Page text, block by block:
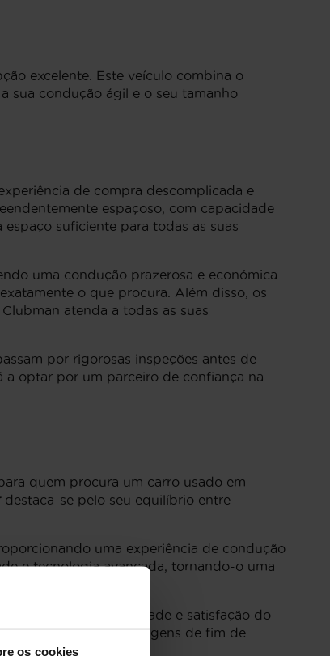
os cookies
excelente. Este veículo combina o
sua condução ágil e o seu tamanho
de compra descomplicada e
espaçoso, com capacidade
suficiente para todas as suas
uma condução prazerosa e económica.
o que procura. Além disso, os
atenda a todas as suas
por rigorosas inspeções antes de
a optar por um parceiro de confiança na
quem procura um carro usado em
destaca-se pelo seu equilíbrio entre
uma experiência de condução
e tecnologia avançada, tornando-o uma
padrões de qualidade e satisfação do
de vida urbano até viagens de fim de